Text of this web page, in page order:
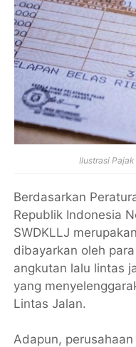
Ilustrasi
Berdasarkan
Republik Indonesia
SWDKLLJ
dibayarkan oleh
angkutan lalu lintas
yang
Lintas Jalan.
Adapun,